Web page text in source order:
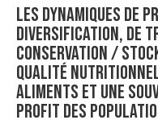
Les dynamiques de
diversification, de
conservation /
qualité
aliments et une
profit des